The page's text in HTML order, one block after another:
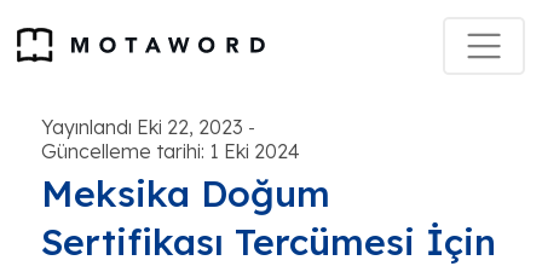
Yayınlandı Eki 22, 2023 -
Güncelleme tarihi: 1 Eki 2024
Meksika Doğum
Sertifikası Tercümesi İçin